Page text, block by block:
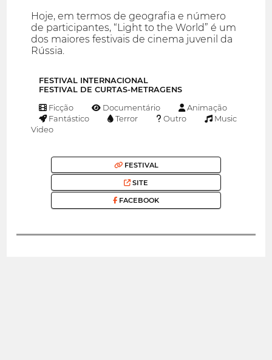
Hoje, em termos de geografia e número
de participantes, “Light to the World” é um
dos maiores festivais de cinema juvenil da
Rússia.
FESTIVAL INTERNACIONAL
FESTIVAL DE CURTAS-METRAGENS
Ficção Documentário
Animação
Fantástico
Terror Outro
Music
Video
FESTIVAL
SITE
FACEBOOK